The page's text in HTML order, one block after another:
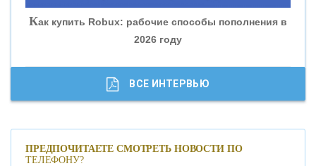
«ГАЗПРОМБАНК»
«МОСКОВСКИЙ КРЕДИТНЫЙ БАНК»
Как купить Robux: рабочие способы пополнения в
2026 году
ВСЕ ИНТЕРВЬЮ
ПРЕДПОЧИТАЕТЕ СМОТРЕТЬ НОВОСТИ ПО
ТЕЛЕФОНУ?